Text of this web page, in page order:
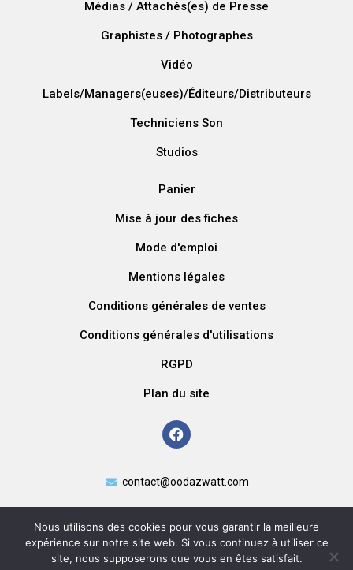
Médias / Attachés(es) de Presse
Graphistes / Photographes
Vidéo
Labels/Managers(euses)/Éditeurs/Distributeurs
Techniciens Son
Studios
Panier
Mise à jour des fiches
Mode d'emploi
Mentions légales
Conditions générales de ventes
Conditions générales d'utilisations
RGPD
Plan du site
contact@oodazwatt.com
Nous utilisons des cookies pour vous garantir la meilleure
expérience sur notre site web. Si vous continuez à utiliser ce
site, nous supposerons que vous en êtes satisfait.